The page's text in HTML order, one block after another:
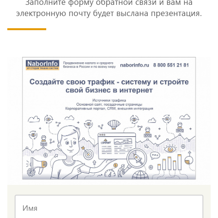
электронную почту будет выслана презентация.
Имя